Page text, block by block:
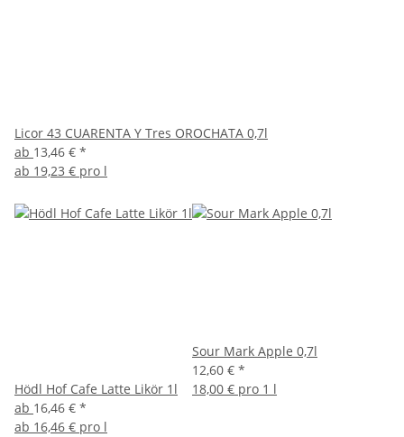
Licor 43 CUARENTA Y Tres OROCHATA 0,7l
ab 13,46 € *
ab 19,23 € pro l
Hödl Hof Cafe Latte Likör 1l
ab 16,46 € *
ab 16,46 € pro l
Sour Mark Apple 0,7l
12,60 € *
18,00 € pro 1 l